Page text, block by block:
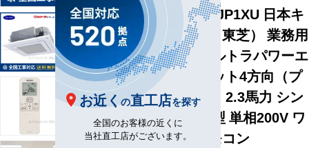
GUXA05613JP1XU 日本キ
ヤリア（旧：東芝） 業務用
エアコン ウルトラパワーエ
コ 天井カセット4方向（プ
ラズマ空清） 2.3馬力 シン
グル 省エネ型 単相200V ワ
イヤレスリモコン
お近く の直工店を探す
全国のお客様の近くに
当社直工店がございます。